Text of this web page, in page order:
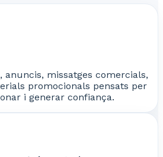
anuncis, missatges comercials,
promocionals pensats per
i generar confiança.